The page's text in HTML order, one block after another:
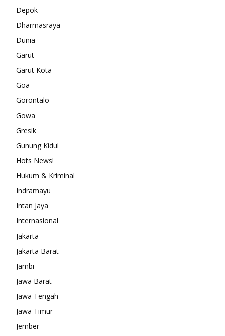
Depok
Dharmasraya
Dunia
Garut
Garut Kota
Goa
Gorontalo
Gowa
Gresik
Gunung Kidul
Hots News!
Hukum & Kriminal
Indramayu
Intan Jaya
Internasional
Jakarta
Jakarta Barat
Jambi
Jawa Barat
Jawa Tengah
Jawa Timur
Jember